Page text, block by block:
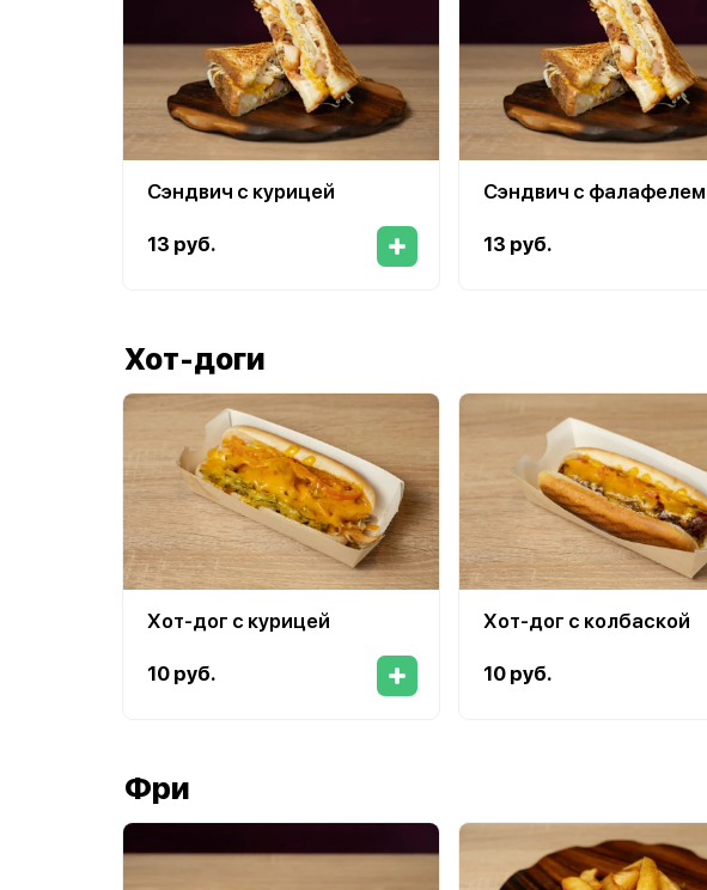
Сэндвич с курицей
13 руб.
Сэндвич с фалафелем
13 руб.
Хот-доги
Хот-дог с курицей
10 руб.
Хот-дог с колбаской
10 руб.
Фри